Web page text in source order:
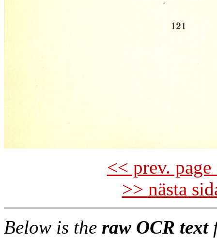
<< prev.
>> nästa
Below is the raw OCR text